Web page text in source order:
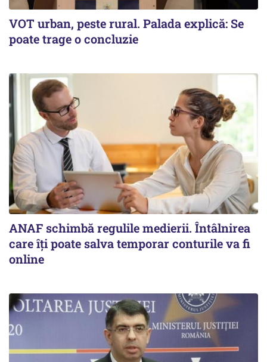
VOT urban, peste rural. Palada explică: Se
poate trage o concluzie
ANAF schimbă regulile medierii. Întâlnirea
care îți poate salva temporar conturile va fi
online